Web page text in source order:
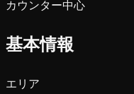
カウンター中心
基本情報
エリア